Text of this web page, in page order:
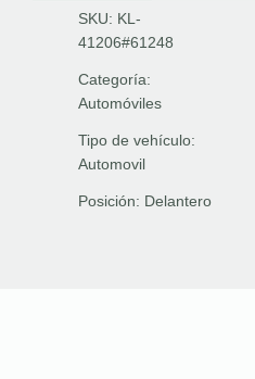
SKU: KL-
41206#61248
Categoría:
Automóviles
Tipo de vehículo:
Automovil
Posición: Delantero